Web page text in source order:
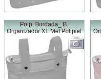
Polp, Bordada_ B.
Organizador XL Mel Polipiel